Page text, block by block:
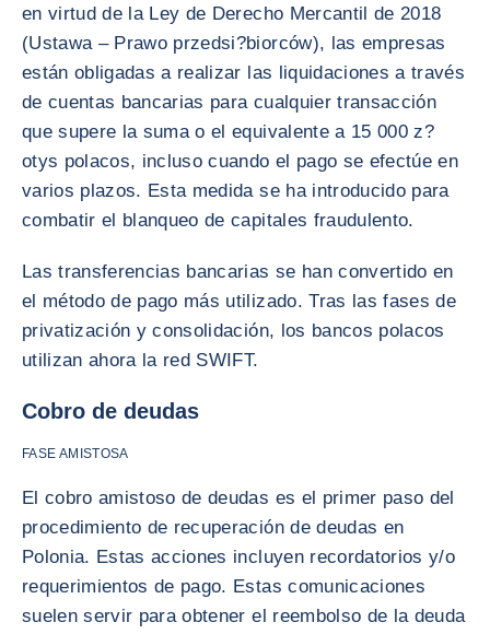
en virtud de la Ley de Derecho Mercantil de 2018
(Ustawa – Prawo przedsi?biorców), las empresas
están obligadas a realizar las liquidaciones a través
de cuentas bancarias para cualquier transacción
que supere la suma o el equivalente a 15 000 z?
otys polacos, incluso cuando el pago se efectúe en
varios plazos. Esta medida se ha introducido para
combatir el blanqueo de capitales fraudulento.
Las transferencias bancarias se han convertido en
el método de pago más utilizado. Tras las fases de
privatización y consolidación, los bancos polacos
utilizan ahora la red SWIFT.
Cobro de deudas
FASE AMISTOSA
El cobro amistoso de deudas es el primer paso del
procedimiento de recuperación de deudas en
Polonia. Estas acciones incluyen recordatorios y/o
requerimientos de pago. Estas comunicaciones
suelen servir para obtener el reembolso de la deuda